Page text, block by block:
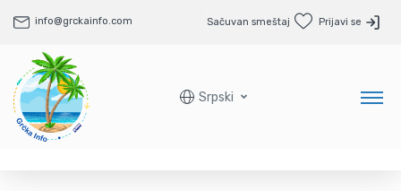
info@grckainfo.com Sačuvan smeštaj Prijavi se
Srpski